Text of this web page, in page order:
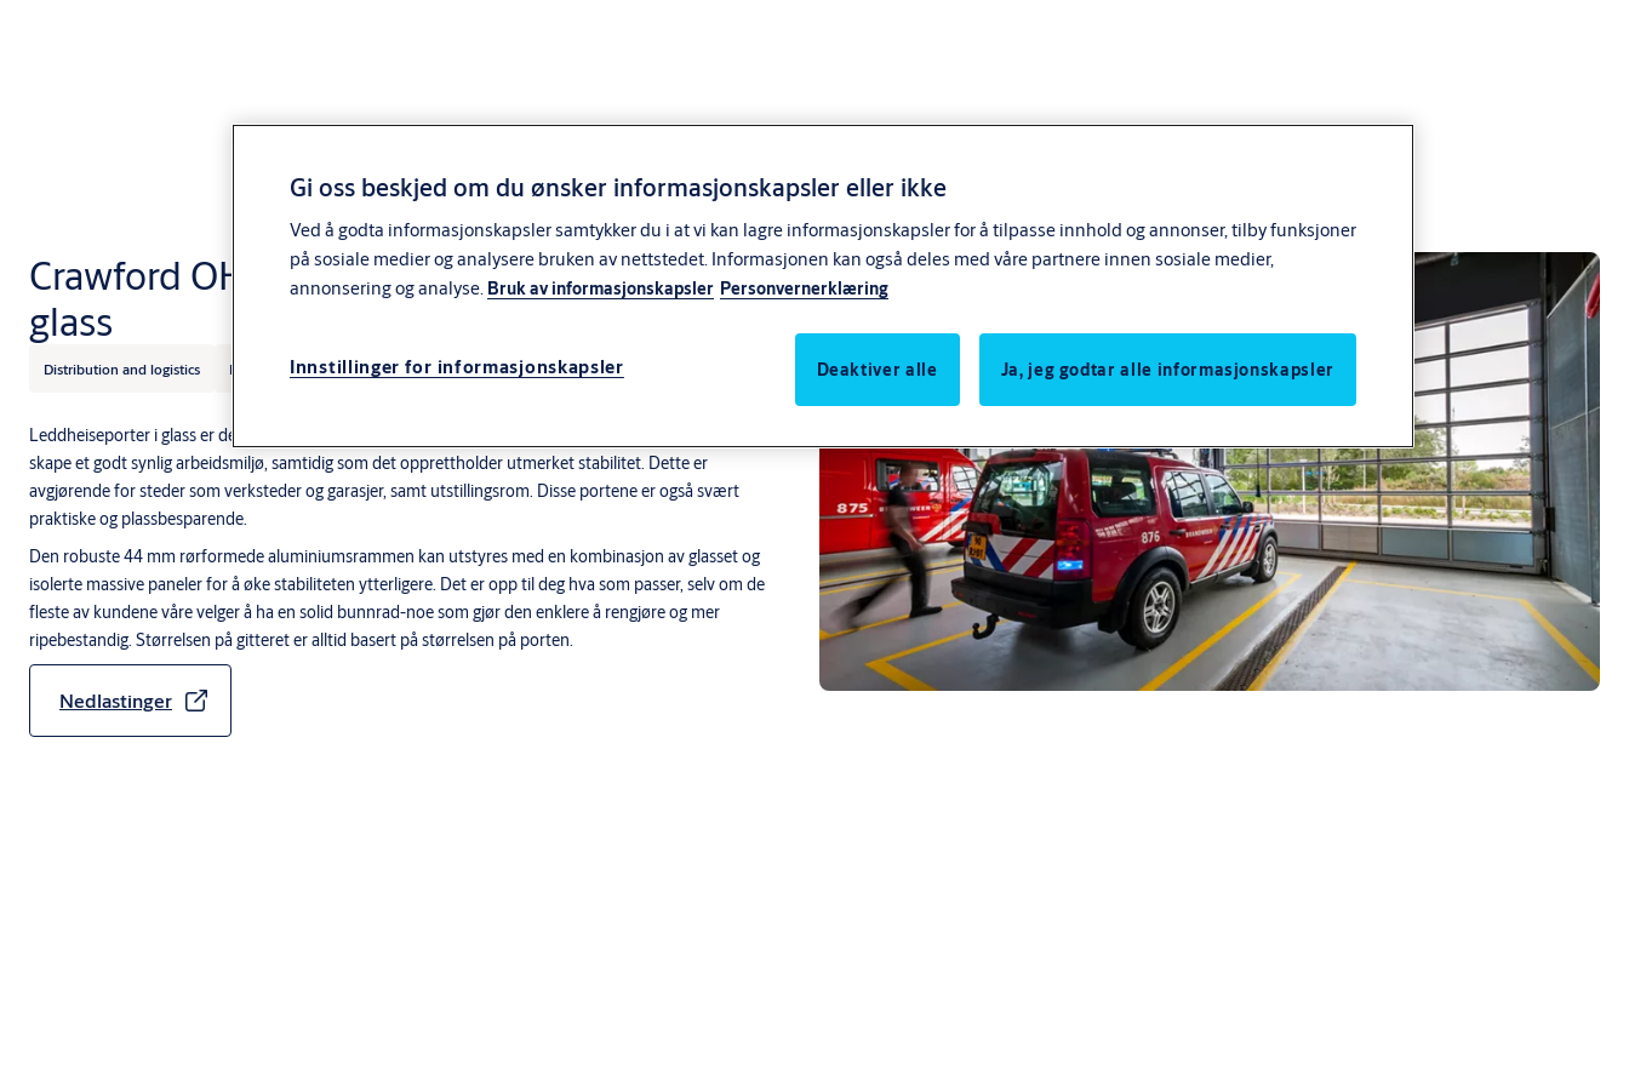
Crawford OH1042F leddheiseport med
glass
Distribution and logistics Industry and manufacturing Crawford
Leddheiseporter i glass er den ultimate kombinasjonen av style og substans. Lyset strømmer inn for å
skape et godt synlig arbeidsmiljø, samtidig som det opprettholder utmerket stabilitet. Dette er
avgjørende for steder som verksteder og garasjer, samt utstillingsrom. Disse portene er også svært
praktiske og plassbesparende.
Den robuste 44 mm rørformede aluminiumsrammen kan utstyres med en kombinasjon av glasset og
isolerte massive paneler for å øke stabiliteten ytterligere. Det er opp til deg hva som passer, selv om de
fleste av kundene våre velger å ha en solid bunnrad-noe som gjør den enklere å rengjøre og mer
ripebestandig. Størrelsen på gitteret er alltid basert på størrelsen på porten.
Nedlastinger
Gi oss beskjed om du ønsker informasjonskapsler eller ikke
Ved å godta informasjonskapsler samtykker du i at vi kan lagre informasjonskapsler for å tilpasse innhold og annonser, tilby funksjoner
på sosiale medier og analysere bruken av nettstedet. Informasjonen kan også deles med våre partnere innen sosiale medier,
annonsering og analyse. Bruk av informasjonskapsler Personvernerklæring
Innstillinger for informasjonskapsler Deaktiver alle Ja, jeg godtar alle informasjonskapsler